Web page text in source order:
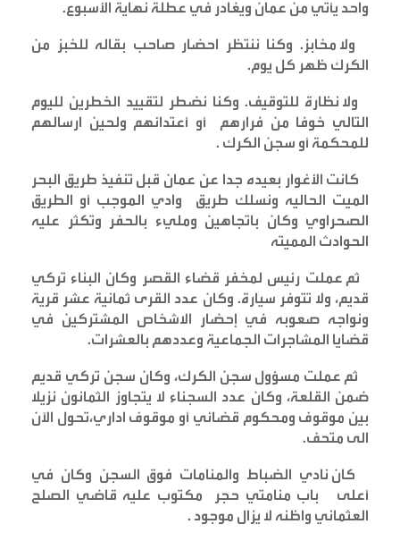
واحد يأتي من عمان ويغادر في عطلة نهاية الأسبوع.
ولا مخابز. وكنا ننتظر احضار صاحب بقاله للخبز من
الكرك ظهر كل يوم.
ولا نظارة للتوقيف. وكنا نضطر لتقييد الخطرين لليوم
التالي خوفا من فرارهم أو أعتدائهم ولحين ارسالهم
للمحكمة أو سجن الكرك .
كانت الأغوار بعيده جدا عن عمان قبل تنفيذ طريق البحر
الميت الحاليه ونسلك طريق وادي الموجب أو الطريق
الصحراوي وكان باتجاهين ومليء بالحفر وتكثر عليه
الحوادث المميته
ثم عملت رئيس لمخفر قضاء القصر وكان البناء تركي
قديم، ولا تتوفر سيارة. وكان عدد القرى ثمانية عشر قرية
ونواجه صعوبه في إحضار الاشخاص المشتركين في
قضايا المشاجرات الجماعية وعددهم بالعشرات.
ثم عملت مسؤول سجن الكرك، وكان سجن تركي قديم
ضمن القلعة، وكان عدد السجناء لا يتجاوز الثمانون نزيلا
بين موقوف ومحكوم قضائي أو موقوف اداري،تحول الآن
الى متحف.
كان نادي الضباط والمنامات فوق السجن وكان في
أعلى باب منامتي حجر مكتوب عليه قاضي الصلح
العثماني واظنه لا يزال موجود .